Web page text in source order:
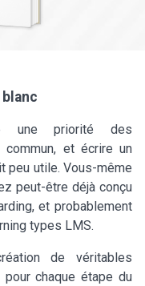
une priorité des
commun, et écrire un
peu utile. Vous-même
peut-être déjà conçu
et probablement
types LMS.
de véritables
chaque étape du